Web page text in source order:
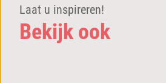
Laat u inspireren!
Bekijk ook